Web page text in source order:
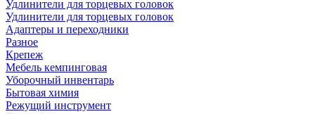
Удлинители для торцевых головок
Удлинители для торцевых головок
Адаптеры и переходники
Разное
Крепеж
Мебель кемпинговая
Уборочный инвентарь
Бытовая химия
Режущий инструмент